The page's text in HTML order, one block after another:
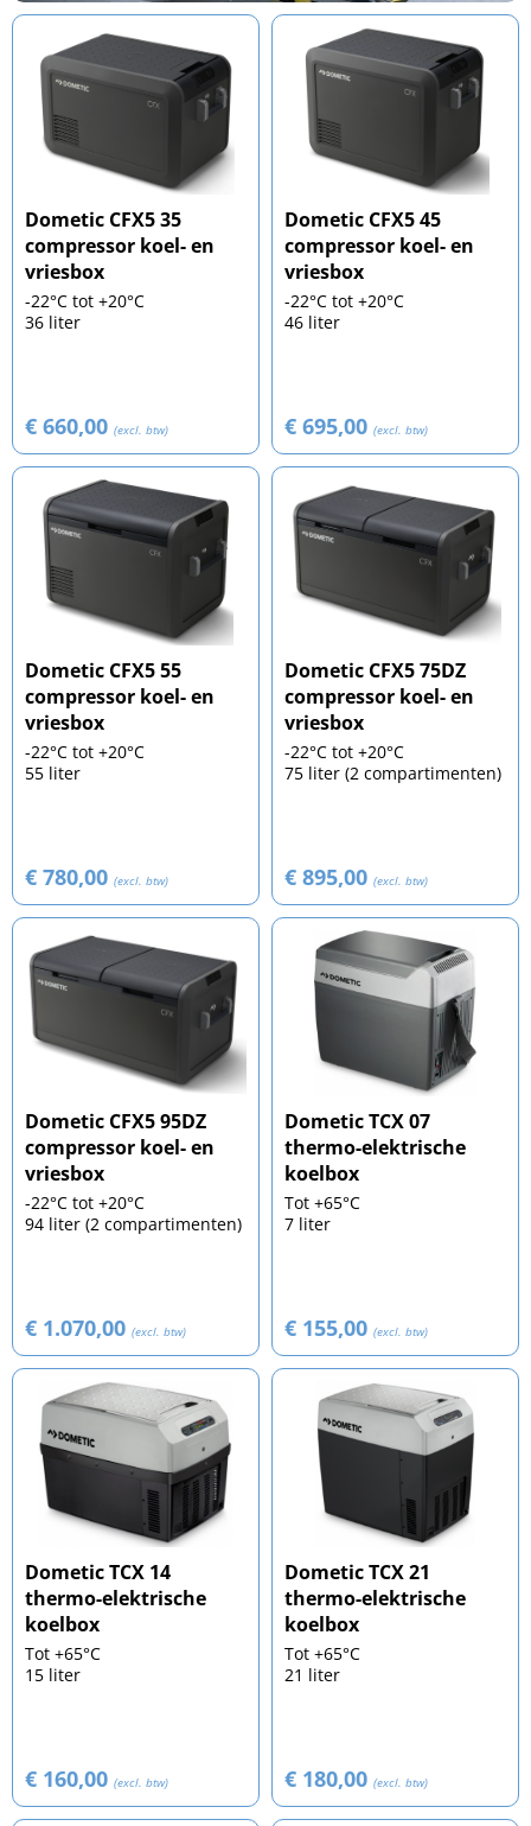
Dometic CFX5 35
compressor koel- en
vriesbox
-22°C tot +20°C
36 liter
€ 660,00 (excl. btw)
Dometic CFX5 45
compressor koel- en
vriesbox
-22°C tot +20°C
46 liter
€ 695,00 (excl. btw)
Dometic CFX5 55
compressor koel- en
vriesbox
-22°C tot +20°C
55 liter
€ 780,00 (excl. btw)
Dometic CFX5 75DZ
compressor koel- en
vriesbox
-22°C tot +20°C
75 liter (2 compartimenten)
€ 895,00 (excl. btw)
Dometic CFX5 95DZ
compressor koel- en
vriesbox
-22°C tot +20°C
94 liter (2 compartimenten)
€ 1.070,00 (excl. btw)
Dometic TCX 07
thermo-elektrische
koelbox
Tot +65°C
7 liter
€ 155,00 (excl. btw)
Dometic TCX 14
thermo-elektrische
koelbox
Tot +65°C
15 liter
€ 160,00 (excl. btw)
Dometic TCX 21
thermo-elektrische
koelbox
Tot +65°C
21 liter
€ 180,00 (excl. btw)